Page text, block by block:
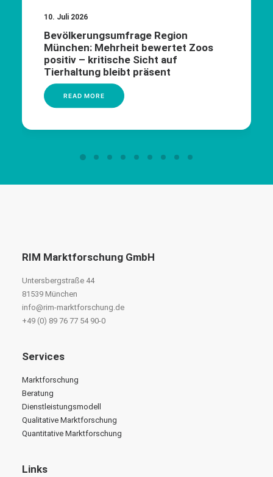
10. Juli 2026
Bevölkerungsumfrage Region
München: Mehrheit bewertet Zoos
positiv – kritische Sicht auf
Tierhaltung bleibt präsent
READ MORE
RIM Marktforschung GmbH
Untersbergstraße 44
81539 München
info@rim-marktforschung.de
+49 (0) 89 76 77 54 90-0
Services
Marktforschung
Beratung
Dienstleistungsmodell
Qualitative Marktforschung
Quantitative Marktforschung
Links